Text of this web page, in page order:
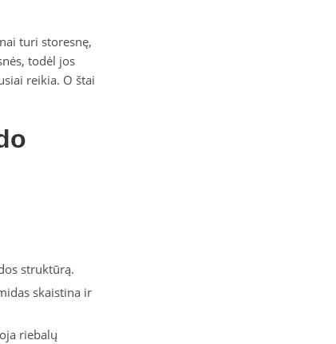
turi storesnę,
todėl jos
reikia. O štai
struktūrą.
skaistina ir
riebalų